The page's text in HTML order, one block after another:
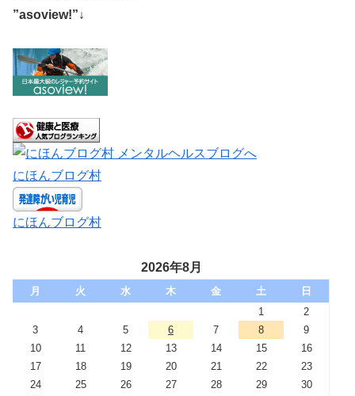
”asoview!”↓
にほんブログ村
にほんブログ村
2026年8月
月 火 水 木 金 土
日
1
2
3
4 5 6 7 8
9
10
11 12 13 14 15
16
17
18 19 20 21 22
23
24
25 26 27 28 29
30